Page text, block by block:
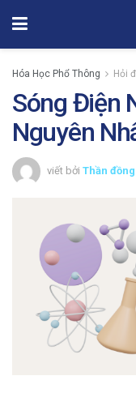
Hóa Học Phổ Thông Hỏi
Sóng Điện
Nguyên
viết bởi Thần